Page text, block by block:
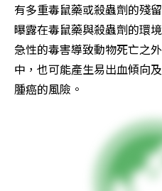
有多重毒鼠藥或殺蟲劑的殘
曝露在毒鼠藥與殺蟲劑的環
急性的毒害導致動物死亡之
中，也可能產生易出血傾向
腫癌的風險。